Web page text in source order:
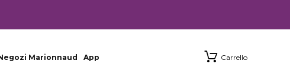
Marionnaud App Carrello